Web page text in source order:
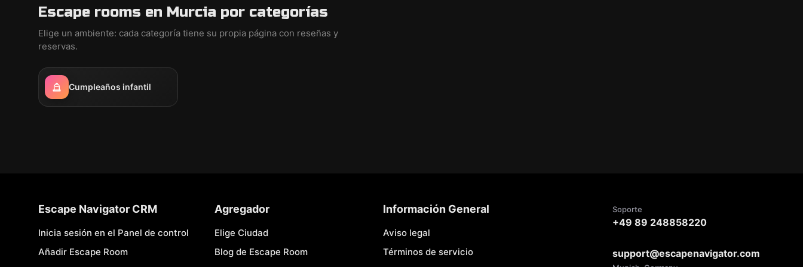
Escape rooms en Murcia por categorías
Elige un ambiente: cada categoría tiene su propia página con reseñas y
reservas.
Cumpleaños infantil
Escape Navigator CRM
Inicia sesión en el Panel de control
Añadir Escape Room
Agregador
Elige Ciudad
Blog de Escape Room
Información General
Aviso legal
Términos de servicio
Soporte
+49 89 248858220
support@escapenavigator.com